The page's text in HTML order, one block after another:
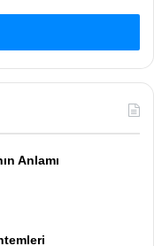
Anlamı